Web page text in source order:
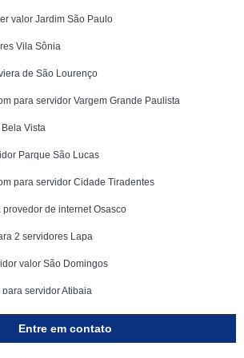
valor Jardim São Paulo
Vila Sônia
de São Lourenço
para servidor Vargem Grande Paulista
Vista
Parque São Lucas
para servidor Cidade Tiradentes
de internet Osasco
2 servidores Lapa
valor São Domingos
servidor Atibaia
2 servidores Vila Pompeia
Entre em contato